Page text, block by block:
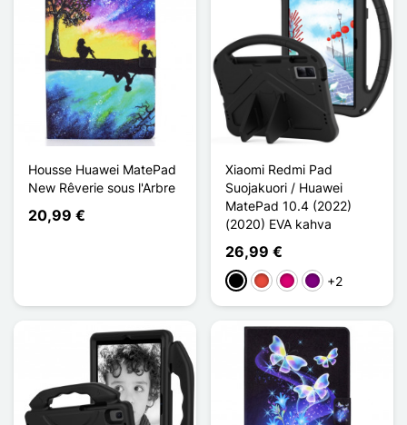
Housse Huawei MatePad
New Rêverie sous l'Arbre
20,99 €
Xiaomi Redmi Pad
Suojakuori / Huawei
MatePad 10.4 (2022)
(2020) EVA kahva
26,99 €
MustaPunainen
Magenta
Violet+2